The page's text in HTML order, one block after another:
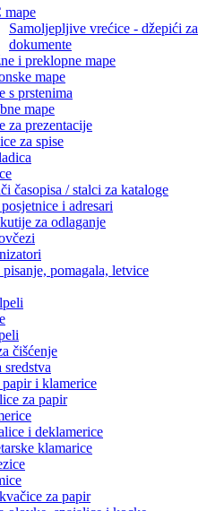
mape
Samoljepljive vrećice - džepići za
dokumente
i preklopne mape
mape
s prstenima
mape
za prezentacije
za spise
časopisa / stalci za kataloge
i adresari
za odlaganje
pomagala, letvice
čišćenje
i klamerice
za papir
i deklamerice
klamarice
za papir